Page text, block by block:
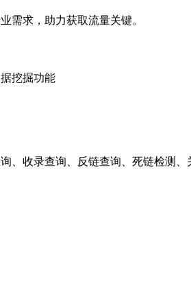
需求，助力获取流量关键。
挖掘功能
、收录查询、反链查询、死链检测